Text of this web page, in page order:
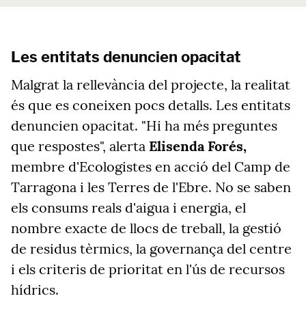
Les entitats denuncien opacitat
Malgrat la rellevància del projecte, la realitat
és que es coneixen pocs detalls. Les entitats
denuncien opacitat. "Hi ha més preguntes
que respostes", alerta Elisenda Forés,
membre d'Ecologistes en acció del Camp de
Tarragona i les Terres de l'Ebre. No se saben
els consums reals d'aigua i energia, el
nombre exacte de llocs de treball, la gestió
de residus tèrmics, la governança del centre
i els criteris de prioritat en l'ús de recursos
hídrics.